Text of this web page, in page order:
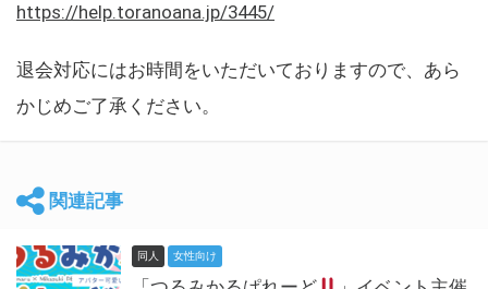
https://help.toranoana.jp/3445/
退会対応にはお時間をいただいておりますので、あら
かじめご了承ください。
関連記事
同人 女性向け